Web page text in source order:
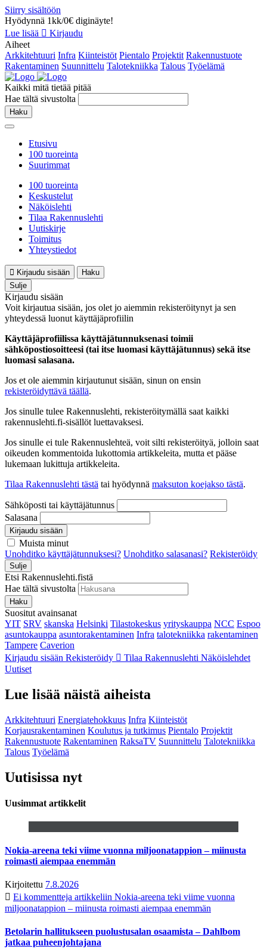
Siirry sisältöön
Hyödynnä 1kk/0€ diginäyte!
Lue lisää
Kirjaudu
Aiheet
Arkkitehtuuri Infra Kiinteistöt Pientalo Projektit Rakennustuote
Rakentaminen Suunnittelu Talotekniikka Talous Työelämä
Kaikki mitä tietää pitää
Hae tältä sivustolta
Haku
Etusivu
100 tuoreinta
Suurimmat
100 tuoreinta
Keskustelut
Näköislehti
Tilaa Rakennuslehti
Uutiskirje
Toimitus
Yhteystiedot
Kirjaudu sisään
Haku
Sulje
Kirjaudu sisään
Voit kirjautua sisään, jos olet jo aiemmin rekisteröitynyt ja sen
yhteydessä luonut käyttäjäprofiilin
Käyttäjäprofiilissa käyttäjätunnuksenasi toimii
sähköpostiosoitteesi (tai itse luomasi käyttäjätunnus) sekä itse
luomasi salasana.
Jos et ole aiemmin kirjautunut sisään, sinun on ensin
rekisteröidyttävä täällä.
Jos sinulle tulee Rakennuslehti, rekisteröitymällä saat kaikki
rakennuslehti.fi-sisällöt luettavaksesi.
Jos sinulle ei tule Rakennuslehteä, voit silti rekisteröityä, jolloin saat
oikeuden kommentoida lukottomia artikkeleita, mutta et pääse
lukemaan lukittuja artikkeleita.
Tilaa Rakennuslehti tästä tai hyödynnä maksuton koejakso tästä.
Sähköposti tai käyttäjätunnus
Salasana
Kirjaudu sisään
Muista minut
Unohditko käyttäjätunnuksesi? Unohditko salasanasi? Rekisteröidy
Sulje
Etsi Rakennuslehti.fistä
Hae tältä sivustolta
Haku
Suositut avainsanat
YIT SRV skanska Helsinki Tilastokeskus yrityskauppa NCC Espoo
asuntokauppa asuntorakentaminen Infra talotekniikka rakentaminen
Tampere Caverion
Kirjaudu sisään Rekisteröidy Tilaa Rakennuslehti Näköislehdet
Uutiset
Lue lisää näistä aiheista
Arkkitehtuuri Energiatehokkuus Infra Kiinteistöt
Korjausrakentaminen Koulutus ja tutkimus Pientalo Projektit
Rakennustuote Rakentaminen RaksaTV Suunnittelu Talotekniikka
Talous Työelämä
Uutisissa nyt
Uusimmat artikkelit
Nokia-areena teki viime vuonna miljoonatappion – miinusta
roimasti aiempaa enemmän
Kirjoitettu 7.8.2026
Ei kommentteja artikkeliin Nokia-areena teki viime vuonna
miljoonatappion – miinusta roimasti aiempaa enemmän
Betolarin hallitukseen puolustusalan osaamista – Dahlbom
jatkaa puheenjohtajana